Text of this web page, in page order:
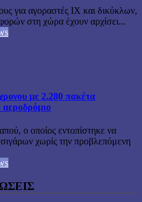
για αγοραστές ΙΧ και δικύκλων,
στη χώρα έχουν αρχίσει...
με 2.280 πακέτα
ο οποίος εντοπίστηκε να
χωρίς την προβλεπόμενη